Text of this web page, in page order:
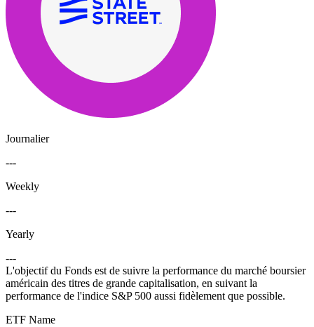
Journalier
---
Weekly
---
Yearly
---
L'objectif du Fonds est de suivre la performance du marché boursier
américain des titres de grande capitalisation, en suivant la
performance de l'indice S&P 500 aussi fidèlement que possible.
ETF Name